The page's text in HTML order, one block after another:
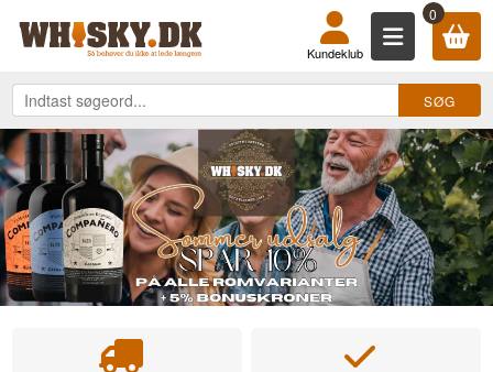
KØB DIN WHISKY, ROM, GIN, 0
Kundeklub